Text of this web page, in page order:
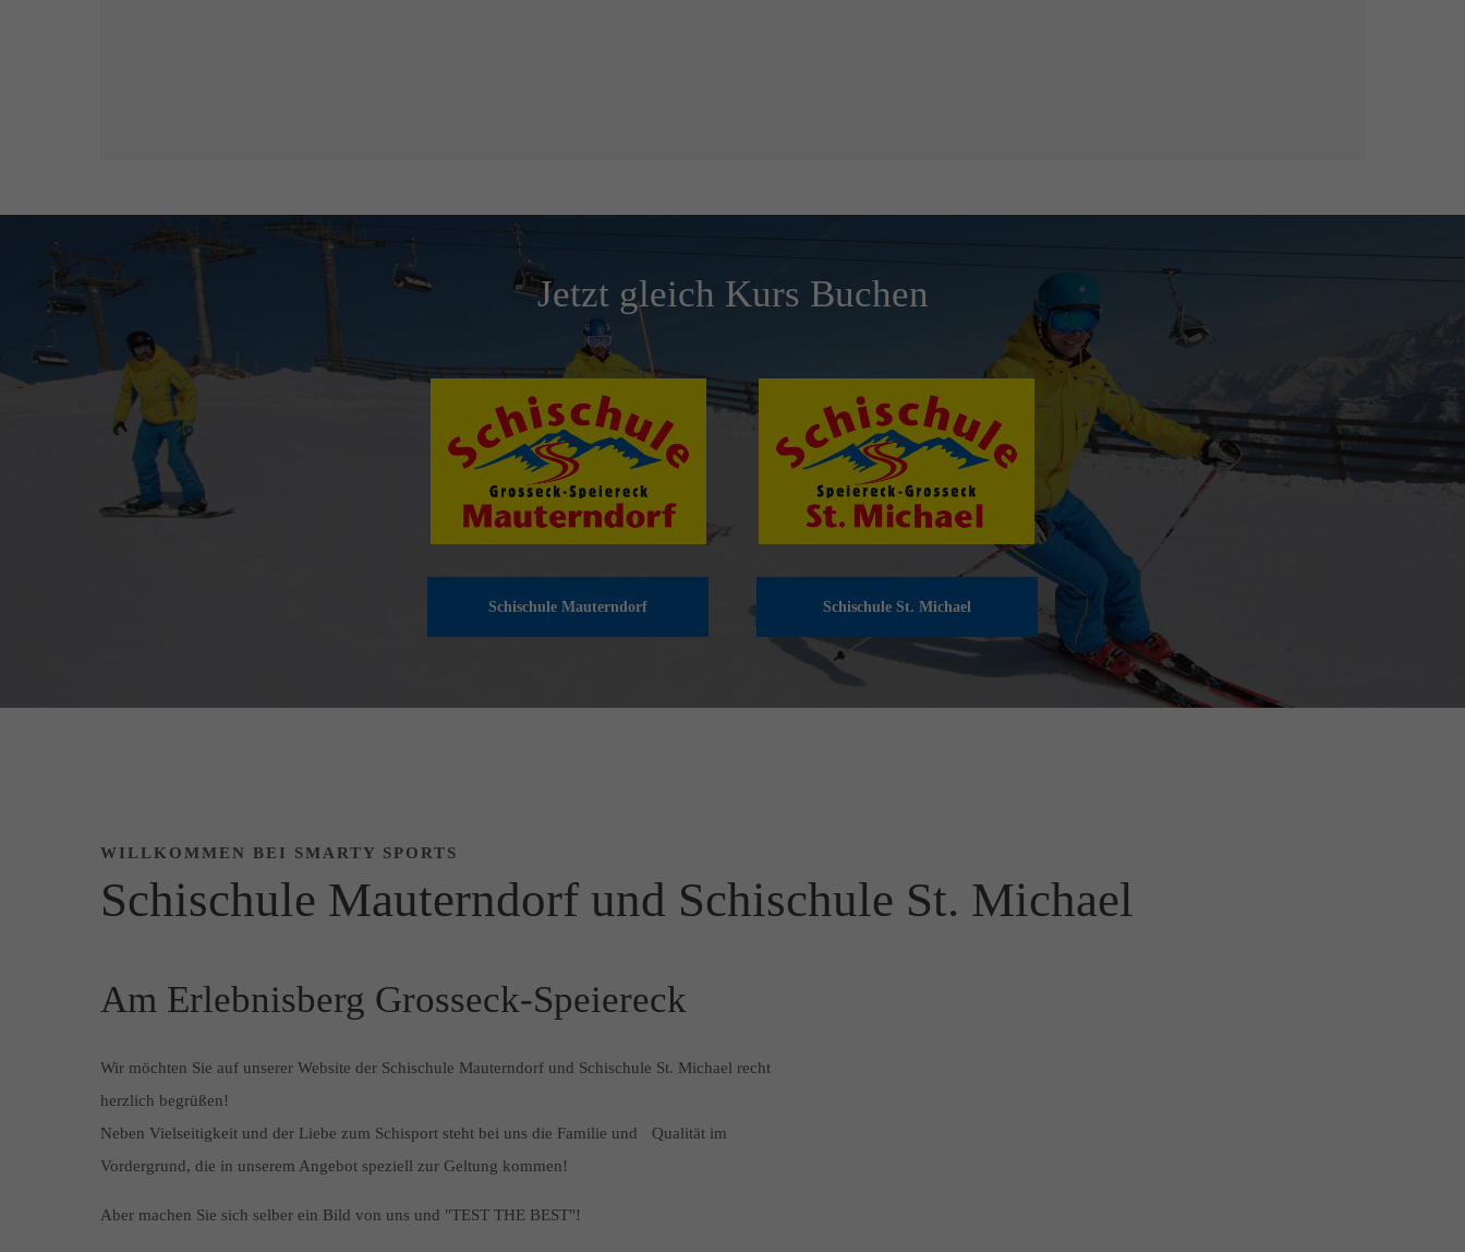
Jetzt gleich Kurs Buchen
Schischule Mauterndorf Schischule St. Michael
WILLKOMMEN BEI SMARTY SPORTS
Schischule Mauterndorf und Schischule St. Michael
Am Erlebnisberg Grosseck-Speiereck
Wir möchten Sie auf unserer Website der Schischule Mauterndorf und Schischule St. Michael recht
herzlich begrüßen!
Neben Vielseitigkeit und der Liebe zum Schisport steht bei uns die Familie und Qualität im
Vordergrund, die in unserem Angebot speziell zur Geltung kommen!
Aber machen Sie sich selber ein Bild von uns und "TEST THE BEST"!